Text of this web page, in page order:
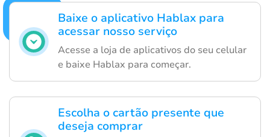
Baixe o aplicativo Hablax para
acessar nosso serviço
Acesse a loja de aplicativos do seu celular
e baixe Hablax para começar.
Escolha o cartão presente que
deseja comprar